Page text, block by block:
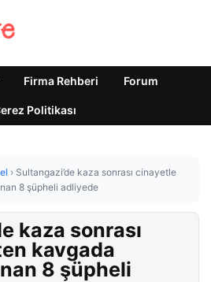
Firma Rehberi Forum
Politikası
› Sultangazi’de kaza sonrası cinayetle
8 şüpheli adliyede
kaza sonrası
kavgada
8 şüpheli